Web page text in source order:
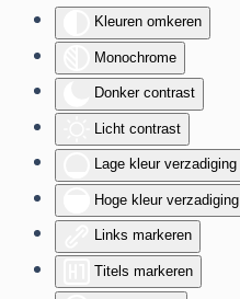
Kleuren omkeren
Monochrome
Donker contrast
Licht contrast
Lage kleur verzadiging
Hoge kleur verzadiging
Links markeren
Titels markeren